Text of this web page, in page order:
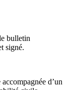
bulletin
signé.
d’un